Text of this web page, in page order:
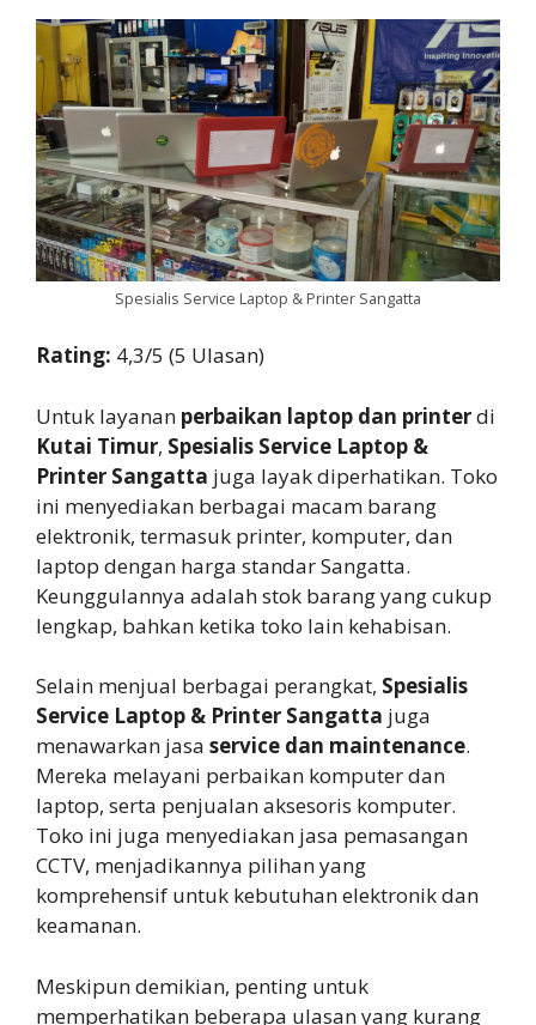
Spesialis Service Laptop & Printer Sangatta
Rating: 4,3/5 (5 Ulasan)
Untuk layanan perbaikan laptop dan printerdi
Kutai Timur, Spesialis Service Laptop &
Printer Sangatta juga layak diperhatikan. Toko
ini menyediakan berbagai macam barang
elektronik, termasuk printer, komputer, dan
laptop dengan harga standar Sangatta.
Keunggulannya adalah stok barang yang cukup
lengkap, bahkan ketika toko lain kehabisan.
Selain menjual berbagai perangkat, Spesialis
Service Laptop & Printer Sangatta juga
menawarkan jasa service dan maintenance.
Mereka melayani perbaikan komputer dan
laptop, serta penjualan aksesoris komputer.
Toko ini juga menyediakan jasa pemasangan
CCTV, menjadikannya pilihan yang
komprehensif untuk kebutuhan elektronik dan
keamanan.
Meskipun demikian, penting untuk
memperhatikan beberapa ulasan yang kurang